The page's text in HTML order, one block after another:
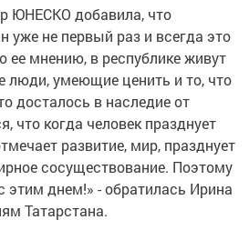
ЮНЕСКО добавила, что
уже не первый раз и всегда это
ее мнению, в республике живут
умеющие ценить и то, что
досталось в наследие от
что когда человек празднует
развитие, мир, празднует
сосуществование. Поэтому
этим днем!» - обратилась Ирина
Татарстана.